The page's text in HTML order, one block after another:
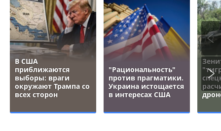
В США
приближаются
выборы: враги
окружают Трампа со
всех сторон
"Рациональность"
против прагматики.
Украина истощается
в интересах США